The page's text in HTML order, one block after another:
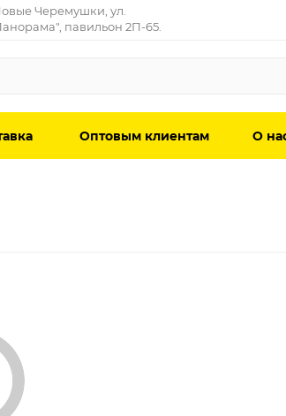
Черемушки, ул.
павильон 2П-65.
Оптовым клиентам О